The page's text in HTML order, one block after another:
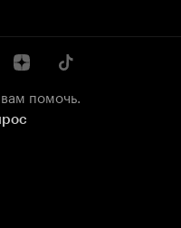
помочь.